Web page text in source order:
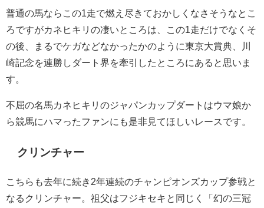
普通の馬ならこの1走で燃え尽きておかしくなさそうなとこ
ろですがカネヒキリの凄いところは、この1走だけでなくそ
の後、まるでケガなどなかったかのように東京大賞典、川
崎記念を連勝しダート界を牽引したところにあると思いま
す。
不屈の名馬カネヒキリのジャパンカップダートはウマ娘か
ら競馬にハマったファンにも是非見てほしいレースです。
クリンチャー
こちらも去年に続き2年連続のチャンピオンズカップ参戦と
なるクリンチャー。祖父はフジキセキと同じく「幻の三冠